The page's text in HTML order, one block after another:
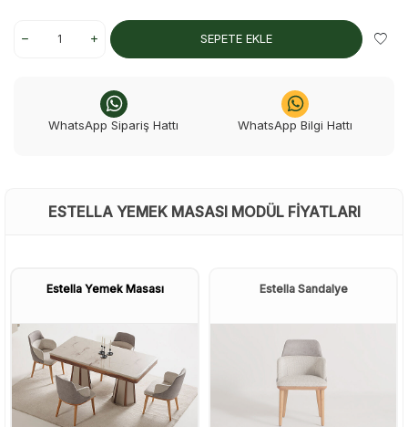
SEPETE EKLE
WhatsApp Sipariş Hattı WhatsApp Bilgi Hattı
ESTELLA YEMEK MASASI MODÜL FIYATLARI
Estella Yemek Masası Estella Sandalye